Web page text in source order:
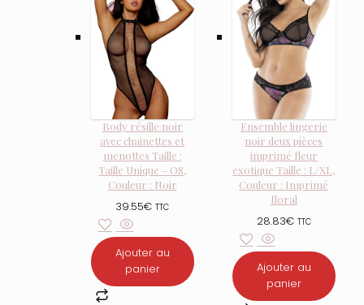
Body résille noir
avec chainettes et
menottes Taille :
Taille Unique – OS,
Couleur : Noir
39.55€ TTC
Ajouter au
panier
Ensemble lingerie
noir deux pièces
imprimé fleur
exotique Taille : L/XL,
Couleur : Imprimé
floral
28.83€ TTC
Ajouter au
panier